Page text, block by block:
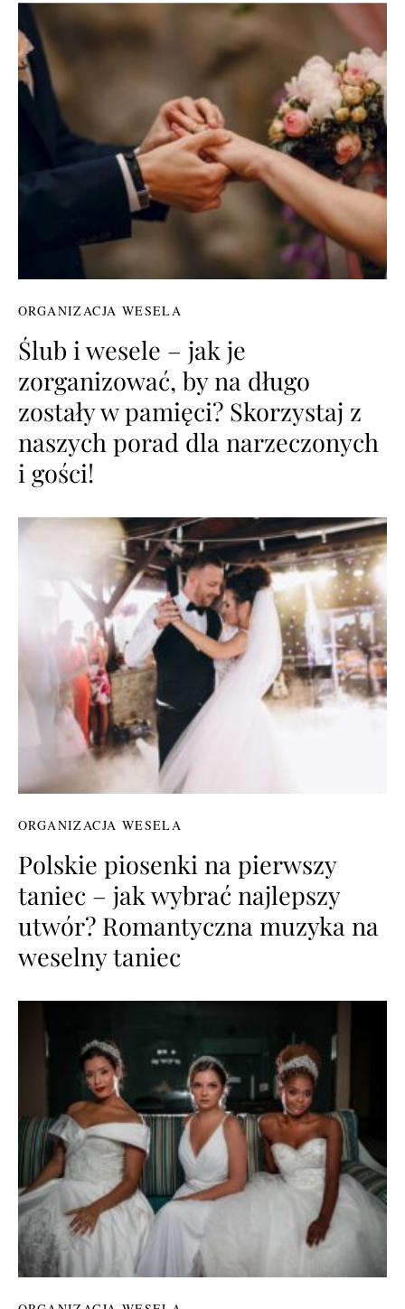
ORGANIZACJA WESELA
Ślub i wesele – jak je
zorganizować, by na długo
zostały w pamięci? Skorzystaj z
naszych porad dla narzeczonych
i gości!
ORGANIZACJA WESELA
Polskie piosenki na pierwszy
taniec – jak wybrać najlepszy
utwór? Romantyczna muzyka na
weselny taniec